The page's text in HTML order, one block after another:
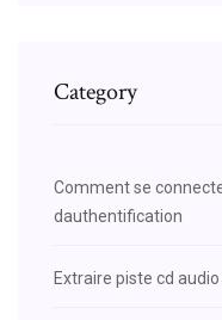
Category
Comment se
dauthentification
Extraire piste cd